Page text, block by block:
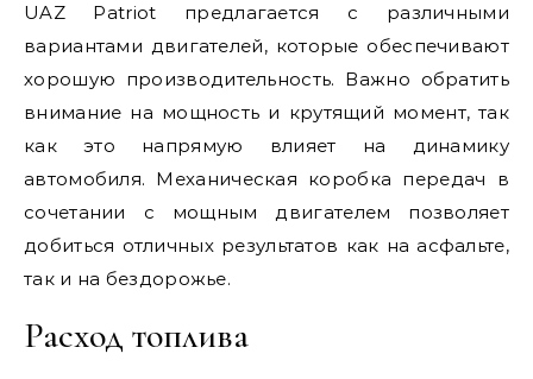
UAZ Patriot предлагается с различными
вариантами двигателей, которые обеспечивают
хорошую производительность. Важно обратить
внимание на мощность и крутящий момент, так
как это напрямую влияет на динамику
автомобиля. Механическая коробка передач в
сочетании с мощным двигателем позволяет
добиться отличных результатов как на асфальте,
так и на бездорожье.
Расход топлива